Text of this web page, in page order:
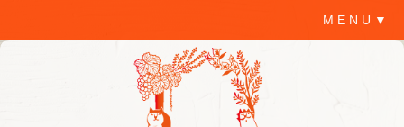
M E N U ▼